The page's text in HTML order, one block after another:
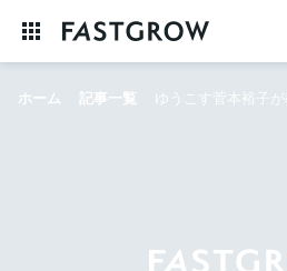
ホーム 記事一覧